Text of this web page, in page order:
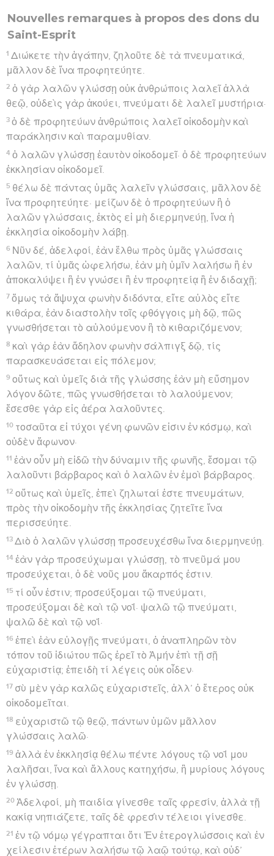
Nouvelles remarques à propos des dons du
Saint-Esprit
1 Διώκετε τὴν ἀγάπην, ζηλοῦτε δὲ τὰ πνευματικά,
μᾶλλον δὲ ἵνα προφητεύητε.
2 ὁ γὰρ λαλῶν γλώσσῃ οὐκ ἀνθρώποις λαλεῖ ἀλλὰ
θεῷ, οὐδεὶς γὰρ ἀκούει, πνεύματι δὲ λαλεῖ μυστήρια·
3 ὁ δὲ προφητεύων ἀνθρώποις λαλεῖ οἰκοδομὴν καὶ
παράκλησιν καὶ παραμυθίαν.
4 ὁ λαλῶν γλώσσῃ ἑαυτὸν οἰκοδομεῖ· ὁ δὲ προφητεύων
ἐκκλησίαν οἰκοδομεῖ.
5 θέλω δὲ πάντας ὑμᾶς λαλεῖν γλώσσαις, μᾶλλον δὲ
ἵνα προφητεύητε· μείζων δὲ ὁ προφητεύων ἢ ὁ
λαλῶν γλώσσαις, ἐκτὸς εἰ μὴ διερμηνεύῃ, ἵνα ἡ
ἐκκλησία οἰκοδομὴν λάβῃ.
6 Νῦν δέ, ἀδελφοί, ἐὰν ἔλθω πρὸς ὑμᾶς γλώσσαις
λαλῶν, τί ὑμᾶς ὠφελήσω, ἐὰν μὴ ὑμῖν λαλήσω ἢ ἐν
ἀποκαλύψει ἢ ἐν γνώσει ἢ ἐν προφητείᾳ ἢ ἐν διδαχῇ;
7 ὅμως τὰ ἄψυχα φωνὴν διδόντα, εἴτε αὐλὸς εἴτε
κιθάρα, ἐὰν διαστολὴν τοῖς φθόγγοις μὴ δῷ, πῶς
γνωσθήσεται τὸ αὐλούμενον ἢ τὸ κιθαριζόμενον;
8 καὶ γὰρ ἐὰν ἄδηλον φωνὴν σάλπιγξ δῷ, τίς
παρασκευάσεται εἰς πόλεμον;
9 οὕτως καὶ ὑμεῖς διὰ τῆς γλώσσης ἐὰν μὴ εὔσημον
λόγον δῶτε, πῶς γνωσθήσεται τὸ λαλούμενον;
ἔσεσθε γὰρ εἰς ἀέρα λαλοῦντες.
10 τοσαῦτα εἰ τύχοι γένη φωνῶν εἰσιν ἐν κόσμῳ, καὶ
οὐδὲν ἄφωνον·
11 ἐὰν οὖν μὴ εἰδῶ τὴν δύναμιν τῆς φωνῆς, ἔσομαι τῷ
λαλοῦντι βάρβαρος καὶ ὁ λαλῶν ἐν ἐμοὶ βάρβαρος.
12 οὕτως καὶ ὑμεῖς, ἐπεὶ ζηλωταί ἐστε πνευμάτων,
πρὸς τὴν οἰκοδομὴν τῆς ἐκκλησίας ζητεῖτε ἵνα
περισσεύητε.
13 Διὸ ὁ λαλῶν γλώσσῃ προσευχέσθω ἵνα διερμηνεύῃ.
14 ἐὰν γὰρ προσεύχωμαι γλώσσῃ, τὸ πνεῦμά μου
προσεύχεται, ὁ δὲ νοῦς μου ἄκαρπός ἐστιν.
15 τί οὖν ἐστιν; προσεύξομαι τῷ πνεύματι,
προσεύξομαι δὲ καὶ τῷ νοΐ· ψαλῶ τῷ πνεύματι,
ψαλῶ δὲ καὶ τῷ νοΐ·
16 ἐπεὶ ἐὰν εὐλογῇς πνεύματι, ὁ ἀναπληρῶν τὸν
τόπον τοῦ ἰδιώτου πῶς ἐρεῖ τὸ Ἀμήν ἐπὶ τῇ σῇ
εὐχαριστίᾳ; ἐπειδὴ τί λέγεις οὐκ οἶδεν·
17 σὺ μὲν γὰρ καλῶς εὐχαριστεῖς, ἀλλ’ ὁ ἕτερος οὐκ
οἰκοδομεῖται.
18 εὐχαριστῶ τῷ θεῷ, πάντων ὑμῶν μᾶλλον
γλώσσαις λαλῶ·
19 ἀλλὰ ἐν ἐκκλησίᾳ θέλω πέντε λόγους τῷ νοΐ μου
λαλῆσαι, ἵνα καὶ ἄλλους κατηχήσω, ἢ μυρίους λόγους
ἐν γλώσσῃ.
20 Ἀδελφοί, μὴ παιδία γίνεσθε ταῖς φρεσίν, ἀλλὰ τῇ
κακίᾳ νηπιάζετε, ταῖς δὲ φρεσὶν τέλειοι γίνεσθε.
21 ἐν τῷ νόμῳ γέγραπται ὅτι Ἐν ἑτερογλώσσοις καὶ ἐν
χείλεσιν ἑτέρων λαλήσω τῷ λαῷ τούτῳ, καὶ οὐδ’